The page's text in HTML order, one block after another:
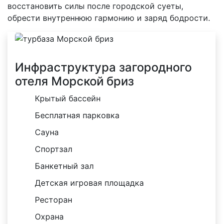
восстановить силы после городской суеты,
обрести внутреннюю гармонию и заряд бодрости.
Инфраструктура загородного
отеля Морской бриз
Крытый бассейн
Бесплатная парковка
Сауна
Спортзал
Банкетный зал
Детская игровая площадка
Ресторан
Охрана